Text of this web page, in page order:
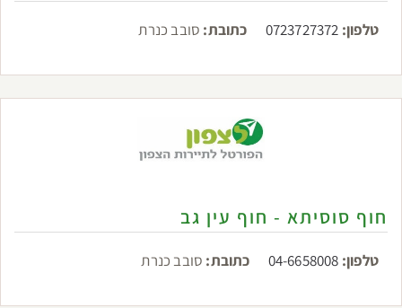
טלפון: 0723727372 כתובת: סובב כנרת
חוף סוסיתא - חוף עין גב
טלפון: 04-6658008 כתובת: סובב כנרת